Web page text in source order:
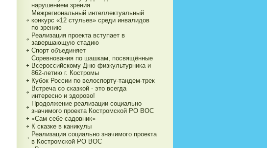
нарушением зрения
Межрегиональный интеллектуальный
конкурс «12 стульев» среди инвалидов
по зрению
Реализация проекта вступает в
завершающую стадию
Спорт объединяет
Соревнования по шашкам, посвящённые
Всероссийскому Дню физкультурника и
862-летию г. Костромы
Кубок России по велоспорту-тандем-трек
Встреча со сказкой - это всегда
интересно и здорово!
Продолжение реализации социально
значимого проекта Костромской РО ВОС
«Сам себе садовник»
К сказке в каникулы
Реализация социально значимого проекта
в Костромской РО ВОС